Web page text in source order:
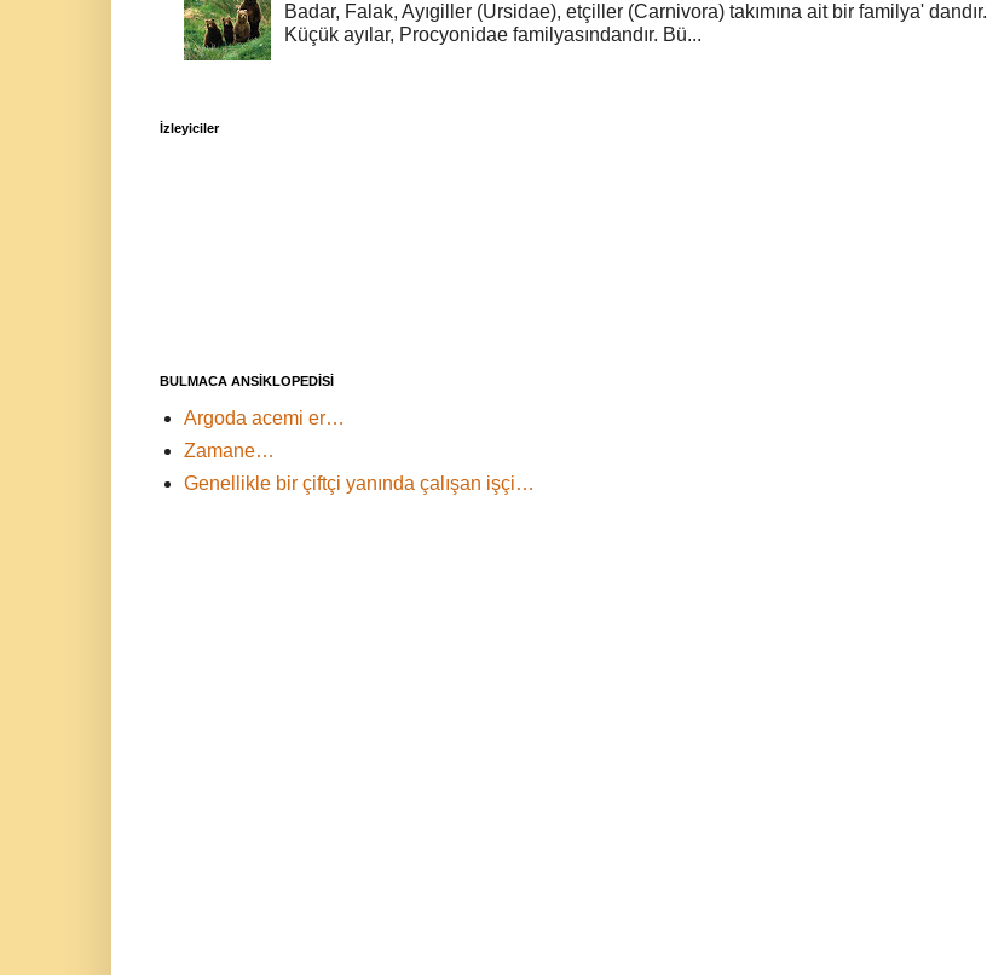
Badar, Falak, Ayıgiller (Ursidae), etçiller (Carnivora) takımına ait bir familya' dandır.
Küçük ayılar, Procyonidae familyasındandır. Bü...
İzleyiciler
BULMACA ANSİKLOPEDİSİ
Argoda acemi er…
Zamane…
Genellikle bir çiftçi yanında çalışan işçi…